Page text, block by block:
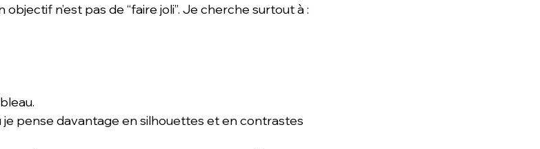
n’est pas de “faire joli”. Je cherche surtout à :
je pense davantage en silhouettes et en contrastes